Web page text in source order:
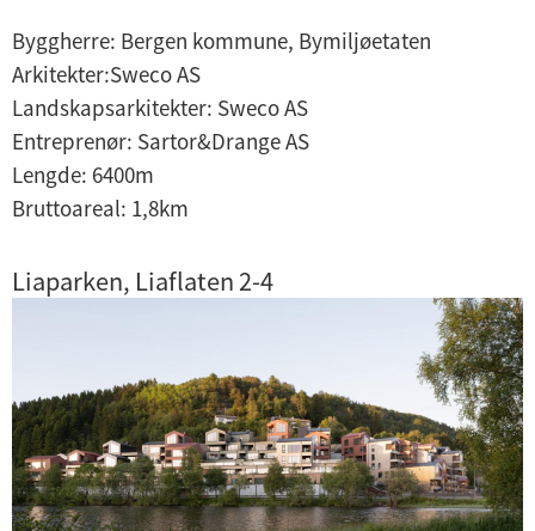
Byggherre: Bergen kommune, Bymiljøetaten
Arkitekter:Sweco AS
Landskapsarkitekter: Sweco AS
Entreprenør: Sartor&Drange AS
Lengde: 6400m
Bruttoareal: 1,8km
Liaparken, Liaflaten 2-4